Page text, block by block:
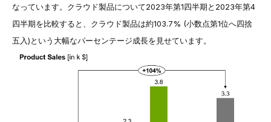
なっています。クラウド製品について2023年第1四半期と2023年第4
四半期を比較すると、クラウド製品は約103.7% (小数点第1位へ四捨
五入)という大幅なパーセンテージ成長を見せています。